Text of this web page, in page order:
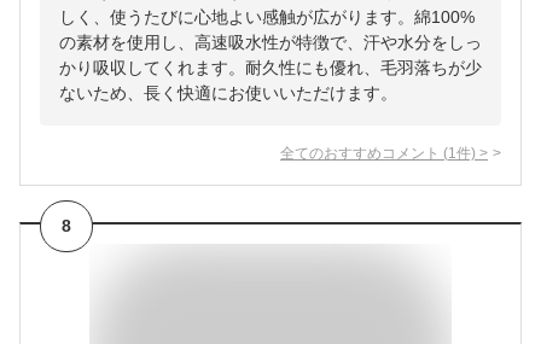
しく、使うたびに心地よい感触が広がります。綿100%
の素材を使用し、高速吸水性が特徴で、汗や水分をしっ
かり吸収してくれます。耐久性にも優れ、毛羽落ちが少
ないため、長く快適にお使いいただけます。
全てのおすすめコメント (1 件) >
8